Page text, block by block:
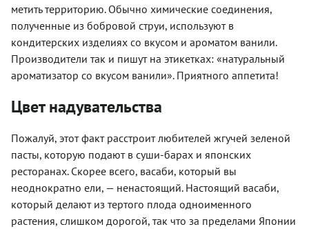
метить территорию. Обычно химические соединения,
полученные из бобровой струи, используют в
кондитерских изделиях со вкусом и ароматом ванили.
Производители так и пишут на этикетках: «натуральный
ароматизатор со вкусом ванили». Приятного аппетита!
Цвет надувательства
Пожалуй, этот факт расстроит любителей жгучей зеленой
пасты, которую подают в суши-барах и японских
ресторанах. Скорее всего, васаби, который вы
неоднократно ели, — ненастоящий. Настоящий васаби,
который делают из тертого плода одноименного
растения, слишком дорогой, так что за пределами Японии